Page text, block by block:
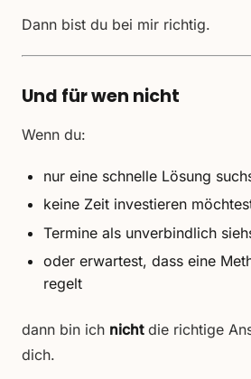
Dann bist du bei mir richtig.
Und für wen nicht
Wenn du:
nur eine schnelle Lösung
keine Zeit investieren
Termine als unverbindlich
oder erwartest, dass eine
regelt
dann bin ich nichtdie richtige
dich.